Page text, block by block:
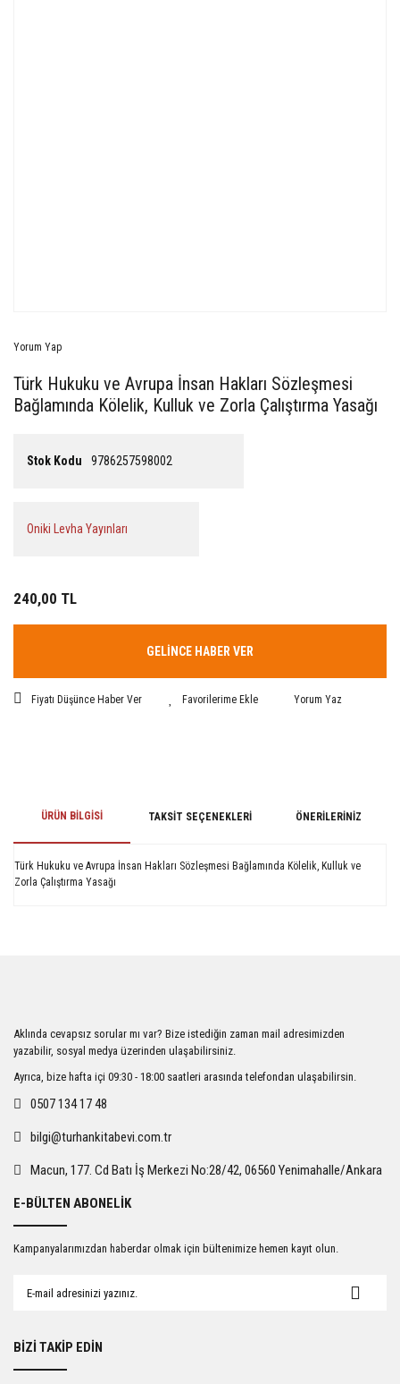
Yorum Yap
Türk Hukuku ve Avrupa İnsan Hakları Sözleşmesi
Bağlamında Kölelik, Kulluk ve Zorla Çalıştırma Yasağı
Stok Kodu 9786257598002
Oniki Levha Yayınları
240,00 TL
GELİNCE HABER VER
Fiyatı Düşünce Haber Ver Yorum Yaz
ÜRÜN BILGISI TAKSIT SEÇENEKLERI ÖNERILERINIZ
Türk Hukuku ve Avrupa İnsan Hakları Sözleşmesi Bağlamında Kölelik, Kulluk ve
Zorla Çalıştırma Yasağı
Ürün açıklamasında eksik bilgiler bulunuyor.
Ürün bilgilerinde hatalar bulunuyor.
Ürün fiyatı diğer sitelerden daha pahalı.
Gönder
Aklında cevapsız sorular mı var? Bize istediğin zaman mail adresimizden
yazabilir, sosyal medya üzerinden ulaşabilirsiniz.
Ayrıca, bize hafta içi 09:30 - 18:00 saatleri arasında telefondan ulaşabilirsin.
0507 134 17 48
bilgi@turhankitabevi.com.tr
Macun, 177. Cd Batı İş Merkezi No:28/42, 06560 Yenimahalle/Ankara
E-BÜLTEN ABONELİK
Kampanyalarımızdan haberdar olmak için bültenimize hemen kayıt olun.
BİZİ TAKİP EDİN